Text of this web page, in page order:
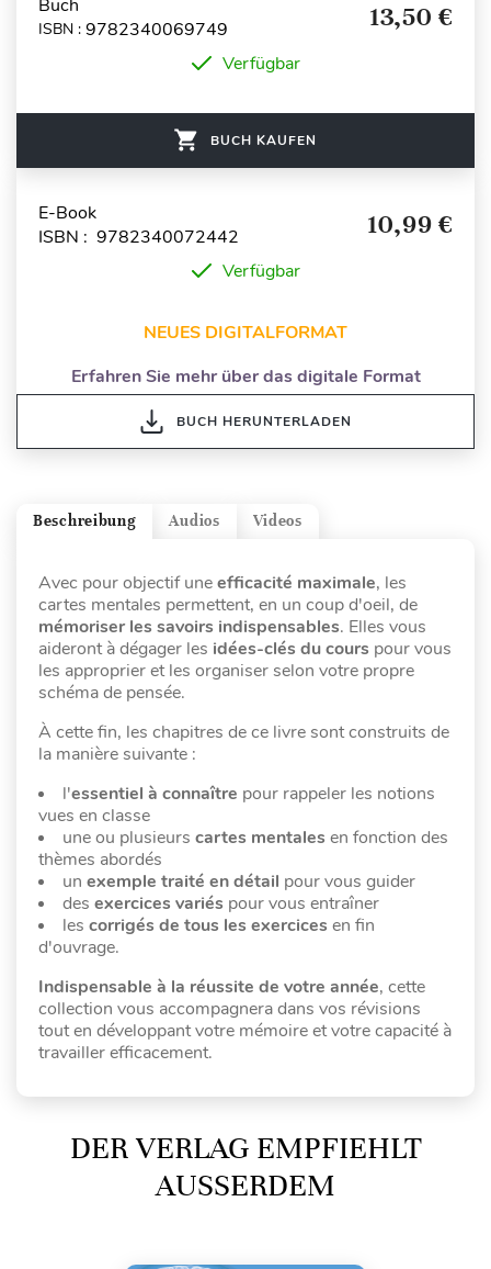
Buch
ISBN : 9782340069749 13,50 €
Verfügbar
BUCH KAUFEN
E-Book
ISBN : 9782340072442
10,99 €
Verfügbar
NEUES DIGITALFORMAT
Erfahren Sie mehr über das digitale Format
BUCH HERUNTERLADEN
Videos
Audios
Beschreibung
Avec pour objectif uneefficacité maximale, les
cartes mentales permettent, en un coup d'oeil, de
mémoriser les savoirs indispensables. Elles vous
aideront à dégager les idées-clés du cours pour vous
les approprier et les organiser selon votre propre
schéma de pensée.
À cette fin, les chapitres de ce livre sont construits de
la manière suivante :
l'essentiel à connaître pour rappeler les notions
vues en classe
une ou plusieurs cartes mentales en fonction des
thèmes abordés
un exemple traité en détail pour vous guider
des exercices variés pour vous entraîner
les corrigés de tous les exercices en fin
d'ouvrage.
Indispensable à la réussite de votre année, cette
collection vous accompagnera dans vos révisions
tout en développant votre mémoire et votre capacité à
travailler efficacement.
DER VERLAG EMPFIEHLT
AUSSERDEM